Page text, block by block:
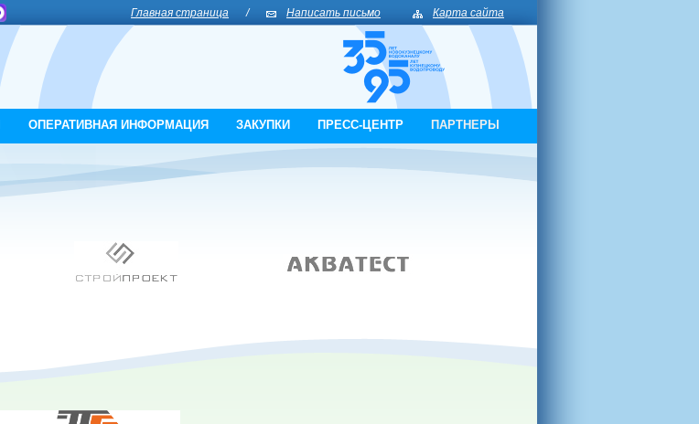
Главная страница / Написать письмо Карта сайта
ОПЕРАТИВНАЯ ИНФОРМАЦИЯ ЗАКУПКИ ПРЕСС-ЦЕНТР ПАРТНЕРЫ